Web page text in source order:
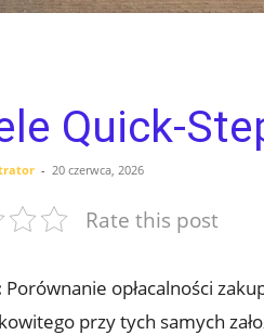
Quick-
- 20 czerwca, 2026
Rate this post
Porównanie opłacalności
przy tych samych